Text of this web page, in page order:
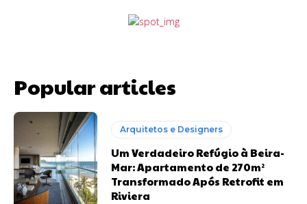
Popular articles
Arquitetos e Designers
Um Verdadeiro Refúgio à Beira-
Mar: Apartamento de 270m²
Transformado Após Retrofit em
Riviera